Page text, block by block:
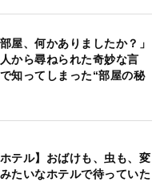
屋、何かありましたか？」
から尋ねられた奇妙な言
ってしまった“部屋の秘
ホテル】おばけも、虫も、変
たいなホテルで待っていた